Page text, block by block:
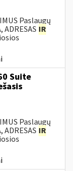
Paslaugų
IR
Suite
Paslaugų
IR